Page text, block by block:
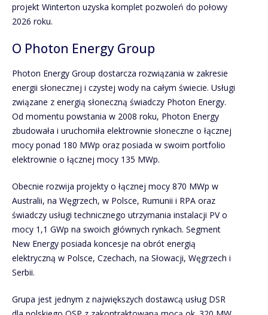
projekt Winterton uzyska komplet pozwoleń do połowy
2026 roku.
O Photon Energy Group
Photon Energy Group dostarcza rozwiązania w zakresie
energii słonecznej i czystej wody na całym świecie. Usługi
związane z energią słoneczną świadczy Photon Energy.
Od momentu powstania w 2008 roku, Photon Energy
zbudowała i uruchomiła elektrownie słoneczne o łącznej
mocy ponad 180 MWp oraz posiada w swoim portfolio
elektrownie o łącznej mocy 135 MWp.
Obecnie rozwija projekty o łącznej mocy 870 MWp w
Australii, na Węgrzech, w Polsce, Rumunii i RPA oraz
świadczy usługi technicznego utrzymania instalacji PV o
mocy 1,1 GWp na swoich głównych rynkach. Segment
New Energy posiada koncesje na obrót energią
elektryczną w Polsce, Czechach, na Słowacji, Węgrzech i
Serbii.
Grupa jest jednym z największych dostawcą usług DSR